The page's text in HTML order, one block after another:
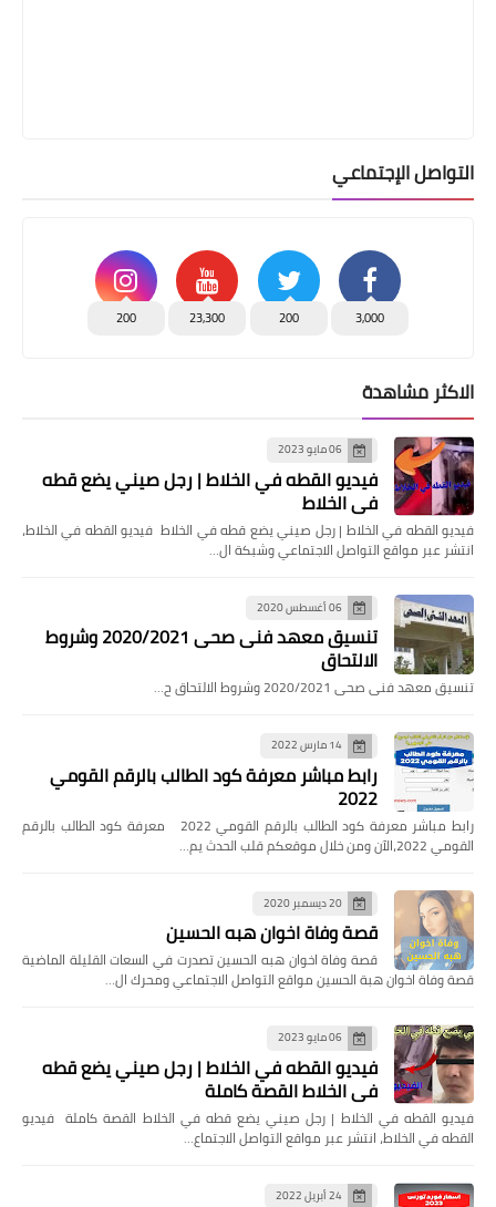
التواصل الإجتماعي
3,000
200
23,300
200
الاكثر مشاهدة
06 مايو 2023
فيديو القطه في الخلاط | رجل صيني يضع قطه
في الخلاط
فيديو القطه في الخلاط | رجل صيني يضع قطه في الخلاط فيديو القطه في الخلاط،
انتشر عبر مواقع التواصل الاجتماعي وشبكة ال…
06 أغسطس 2020
تنسيق معهد فنى صحى 2020/2021 وشروط
الالتحاق
تنسيق معهد فنى صحى 2020/2021 وشروط الالتحاق ح…
14 مارس 2022
رابط مباشر معرفة كود الطالب بالرقم القومي
2022
رابط مباشر معرفة كود الطالب بالرقم القومي 2022 معرفة كود الطالب بالرقم
القومي 2022،الآن ومن خلال موقعكم قلب الحدث يم…
20 ديسمبر 2020
قصة وفاة اخوان هبه الحسين
قصة وفاة اخوان هبه الحسين تصدرت في السعات القليلة الماضية
قصة وفاة اخوان هبة الحسين مواقع التواصل الاجتماعي ومحرك ال…
06 مايو 2023
فيديو القطه في الخلاط | رجل صيني يضع قطه
في الخلاط القصة كاملة
فيديو القطه في الخلاط | رجل صيني يضع قطه في الخلاط القصة كاملة فيديو
القطه في الخلاط، انتشر عبر مواقع التواصل الاجتماع…
24 أبريل 2022